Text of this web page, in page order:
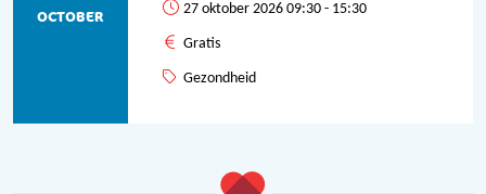
OCTOBER 27 oktober 2026 09:30 - 15:30
Gratis
Gezondheid